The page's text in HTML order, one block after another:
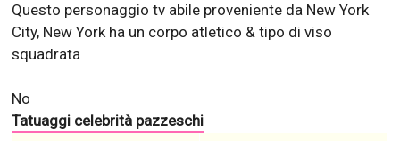
Questo personaggio tv abile proveniente da New York
City, New York ha un corpo atletico & tipo di viso
squadrata
No
Tatuaggi celebrità pazzeschi